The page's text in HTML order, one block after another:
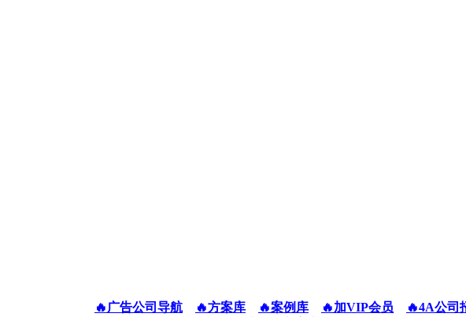
🔥广告公司导航 🔥方案库 🔥案例库 🔥加VIP会员
🔥4A公司